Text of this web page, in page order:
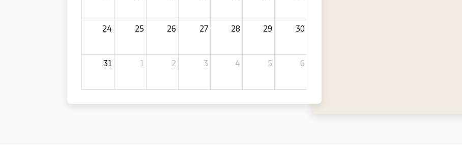
24 25 26 27 28 29 30
31 1 2 3 4 5 6